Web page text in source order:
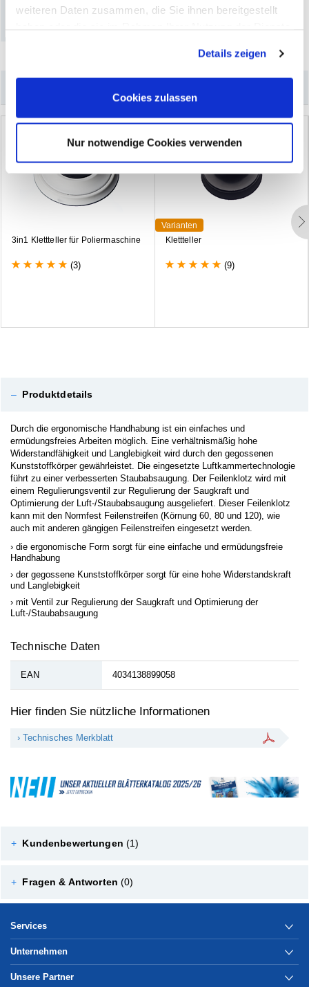
weiteren Daten zusammen, die Sie ihnen bereitgestellt
Cookies, wenn Sie unsere Webseite weiterhin nutzen.
Details zeigen
Cookies zulassen
Nur notwendige Cookies verwenden
3in1 Kl ettte er für Pol iermaschine
(3)
Varianten
Kl ettte er
(9)
– Produktdetails
Durch die ergonomische Handhabung ist ein einfaches und
ermüdungsfreies Arbeiten möglich. Eine verhältnismäßig hohe
Widerstandfähigkeit und Langlebigkeit wird durch den gegossenen
Kunststoffkörper gewährleistet. Die eingesetzte Luftkammertechnologie
führt zu einer verbesserten Staubabsaugung. Der Feilenklotz wird mit
einem Regulierungsventil zur Regulierung der Saugkraft und
Optimierung der Luft-/Staubabsaugung ausgeliefert. Dieser Feilenklotz
kann mit den Normfest Feilenstreifen (Körnung 60, 80 und 120), wie
auch mit anderen gängigen Feilenstreifen eingesetzt werden.
die ergonomische Form sorgt für eine einfache und ermüdungsfreie
Handhabung
der gegossene Kunststoffkörper sorgt für eine hohe Widerstandskraft
und Langlebigkeit
mit Ventil zur Regulierung der Saugkraft und Optimierung der
Luft-/Staubabsaugung
Technische Daten
EAN 4034138899058
Hier finden Sie nützliche Informationen
› Technisches Merkblatt
+ Kundenbewertungen (1)
+ Fragen & Antworten (0)
Services
Unternehmen
Unsere Partner